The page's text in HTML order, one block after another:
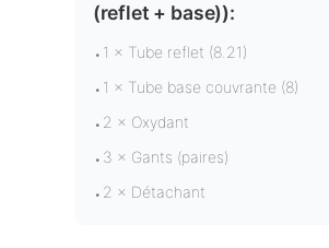
(reflet + base)):
• 1 × Tube reflet (8.21)
• 1 × Tube base couvrante (8)
• 2 × Oxydant
• 3 × Gants (paires)
• 2 × Détachant